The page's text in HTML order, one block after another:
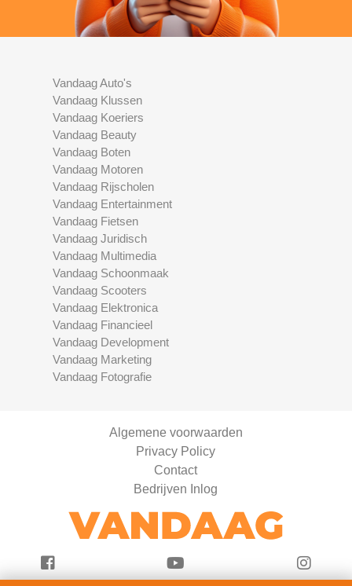
Vandaag Auto's
Vandaag Klussen
Vandaag Koeriers
Vandaag Beauty
Vandaag Boten
Vandaag Motoren
Vandaag Rijscholen
Vandaag Entertainment
Vandaag Fietsen
Vandaag Juridisch
Vandaag Multimedia
Vandaag Schoonmaak
Vandaag Scooters
Vandaag Elektronica
Vandaag Financieel
Vandaag Development
Vandaag Marketing
Vandaag Fotografie
Algemene voorwaarden
Privacy Policy
Contact
Bedrijven Inlog